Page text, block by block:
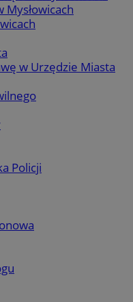
Mysłowicach
w Urzędzie Miasta
Policji